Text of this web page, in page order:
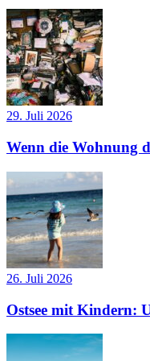
29. Juli 2026
Wenn die Wohnung
26. Juli 2026
Ostsee mit Kindern: